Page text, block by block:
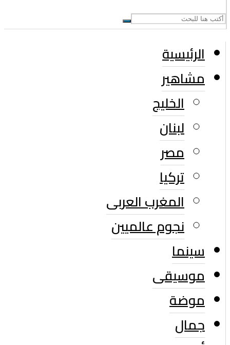
الرئيسية
مشاهير
الخليج
لبنان
مصر
تركيا
المغرب العربى
نجوم عالميين
سينما
موسيقى
موضة
جمال